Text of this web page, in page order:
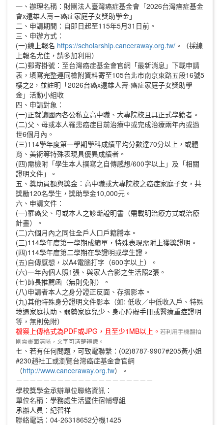
一、辦理名稱：財團法人臺灣癌症基金會「2026台灣癌症基金
會x遠雄人壽－癌症家庭子女獎助學金」
二、申請期間：自即日起至115年5月31日前。
三、申辦方式：
(一)線上報名 https://scholarship.canceraway.org.tw/。（採線
上報名尤佳，請多加利用）
(二)郵寄掛號：至台灣癌症基金會官網「最新消息」下載申請
表，填寫完整連同檢附資料寄至105台北市南京東路五段16號5
樓之2，並註明「2026台癌x遠雄人壽-癌症家庭子女獎助學
金」活動小組收
四、申請對象：
(一)正就讀國內各公私立高中職、大專院校且具正式學籍者。
(二)父、母或本人罹患癌症目前治療中或完成治療兩年內或過
世6個月內。
(三)114學年度第一學期學科成績平均分數達70分以上，或體
育、美術等特殊表現具優異成績者。
(四)需檢附「學生本人撰寫之自傳感想/600字以上」及「相關
證明文件」。
五、獎助員額與獎金：高中職或大專院校之癌症家庭子女，共
獎勵120名學生，獎助學金10,000元。
六、申請文件：
(一)罹癌父、母或本人之診斷證明書（需載明治療方式或治療
計畫）。
(二)六個月內之同住全戶人口戶籍謄本。
(三)114學年度第一學期成績單，特殊表現需附上獲獎證明。
(四)114學年度第二學期在學證明或學生證。
(五)自傳感想，以A4電腦打字（600字以上）。
(六)一年內個人照1張、與家人合影之生活照2張。
(七)師長推薦函（無則免附）。
(八)申請者本人之身分證正反面、存摺影本。
(九)其他特殊身分證明文件影本（如: 低收／中低收入戶、特殊
境遇家庭扶助、弱勢家庭兒少、身心障礙手冊或醫療重症證明
等，無則免附）
檔案上傳格式為PDF或JPG，且至少1MB以上。 若利用手機翻拍
則需畫面清晰，文字可清楚辨識。
七、若有任何問題，可致電聯繫：(02)8787-9907#205黃小姐
#230趙社工或瀏覽台灣癌症基金會官網
（http://www.canceraway.org.tw）。
－－－－－－－－－－－－－－－－－－－－
學校獎學金承辦單位聯絡資訊：
單位名稱：學務處生活暨住宿輔導組
承辦人員：紀智祥
聯絡電話：04-26318652分機1425